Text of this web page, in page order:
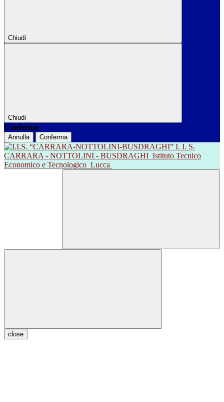
Chiudi
Chiudi
Conferma
Annulla Conferma
I. I. S.
CARRARA - NOTTOLINI - BUSDRAGHI Istituto Tecnico
Economico e Tecnologico Lucca
close